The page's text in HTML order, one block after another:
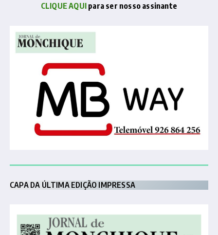
CLIQUE AQUI para ser nosso assinante
CAPA DA ÚLTIMA EDIÇÃO IMPRESSA